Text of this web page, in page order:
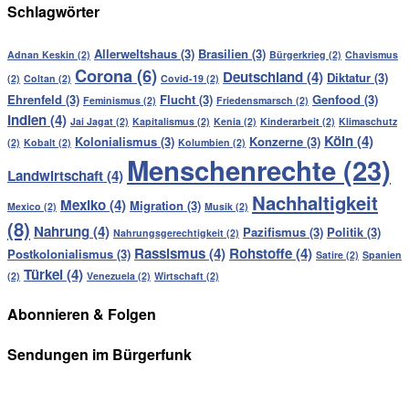
Schlagwörter
Adnan Keskin (2) Allerweltshaus (3) Brasilien (3) Bürgerkrieg (2) Chavismus
(2) Coltan (2) Corona(6) Covid-19 (2) Deutschland(4) Diktatur (3)
Ehrenfeld (3) Feminismus (2) Flucht (3) Friedensmarsch (2) Genfood (3)
Indien(4) Jai Jagat (2) Kapitalismus (2) Kenia (2) Kinderarbeit (2) Klimaschutz
(2) Kobalt (2) Kolonialismus (3) Kolumbien (2) Konzerne (3) Köln(4)
Landwirtschaft(4) Menschenrechte (23)
Mexico (2) Mexiko(4) Migration (3) Musik (2) Nachhaltigkeit
(8) Nahrung(4) Nahrungsgerechtigkeit (2) Pazifismus (3) Politik (3)
Postkolonialismus (3) Rassismus(4) Rohstoffe(4) Satire (2) Spanien
(2) Türkei(4) Venezuela (2) Wirtschaft (2)
Abonnieren & Folgen
Sendungen im Bürgerfunk